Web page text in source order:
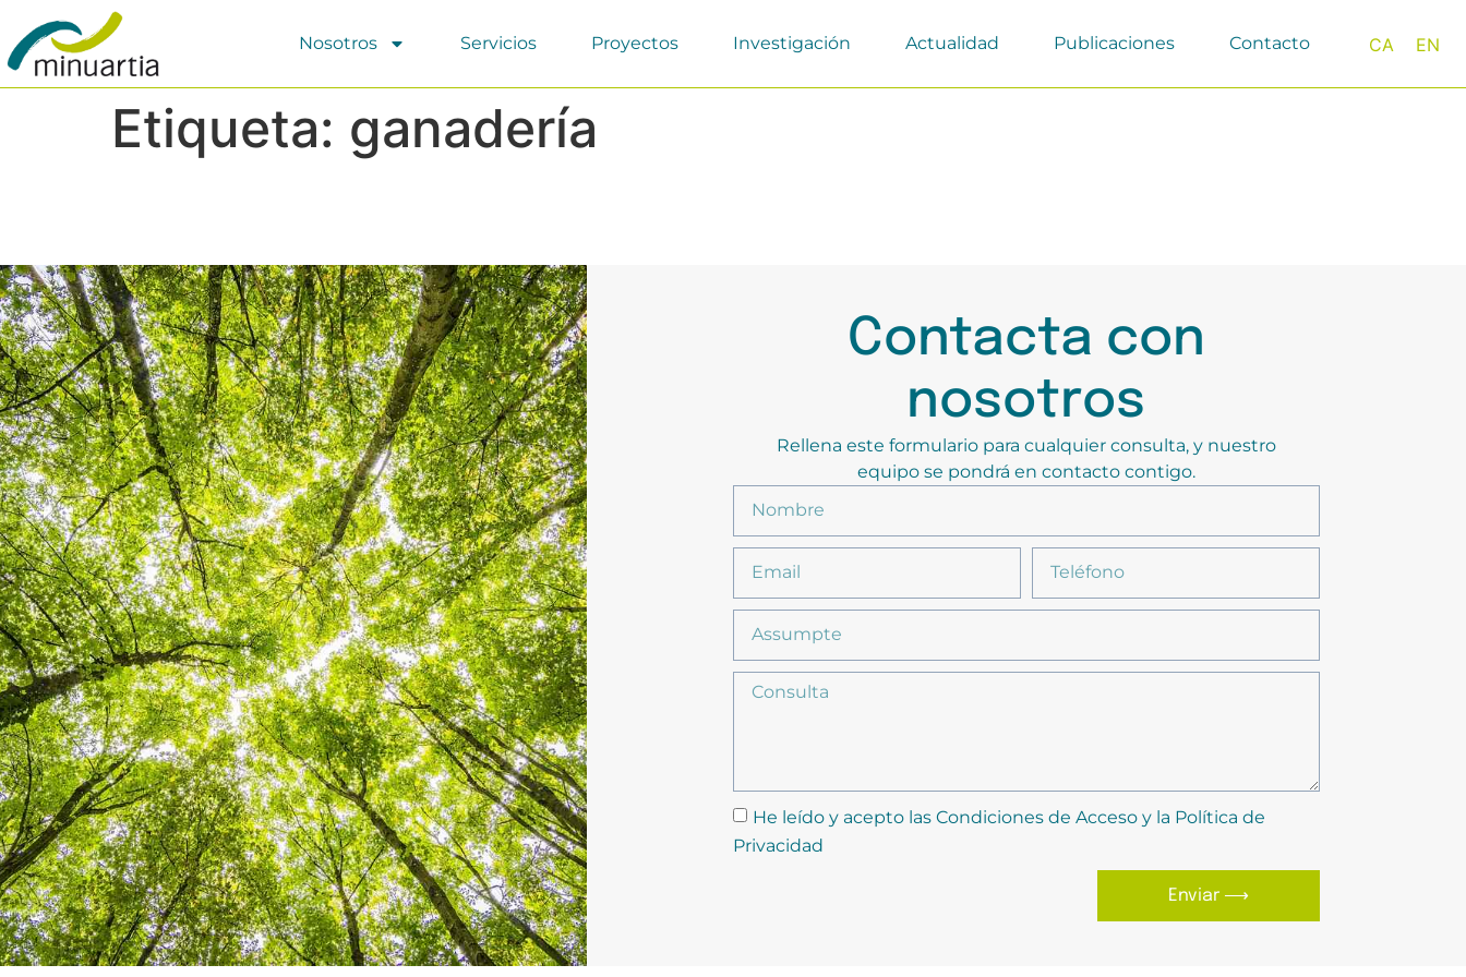
Nosotros Servicios Proyectos Investigación Actualidad Publicaciones Contacto CA EN
Etiqueta: ganadería
Contacta con
nosotros
Rellena este formulario para cualquier consulta, y nuestro
equipo se pondrá en contacto contigo.
He leído y acepto las Condiciones de Acceso y la Política de
Privacidad
Enviar ⟶